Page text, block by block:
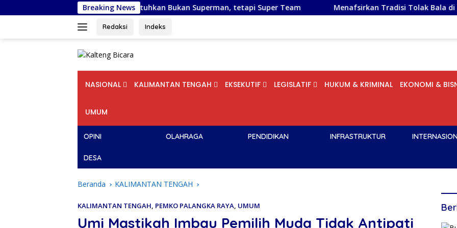
ke
Breaking News
STS: Yang Dibutuhkan Bukan Superman, tetapi Super Team Menafsirkan Tradisi Tolak Bala di Desa Sikui
Redaksi Indeks
NASIONAL KALIMANTAN TENGAH EKSEKUTIF LEGISLATIF HUKUM & KRIMINAL EKONOMI &
UMUM
OPINI OLAHRAGA PENDIDIKAN INFRASTRUKTUR
DESA
Beranda KALIMANTAN TENGAH
KALIMANTAN TENGAH, PEMKO PALANGKA RAYA, UMUM
Umi Mastikah Imbau Pemilih Muda Tidak Antipati